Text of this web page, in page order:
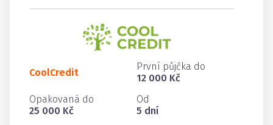
CoolCredit
První půjčka do
12 000 Kč
Opakovaná do
25 000 Kč
Od
5 dní